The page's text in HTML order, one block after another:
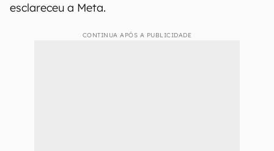
esclareceu a Meta.
CONTINUA APÓS A PUBLICIDADE